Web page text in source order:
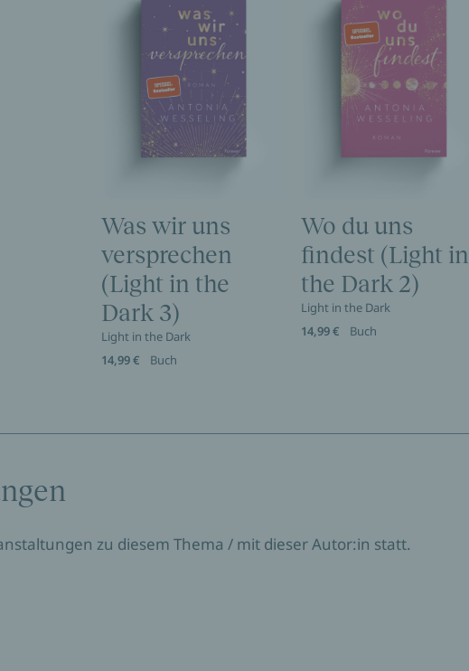
Was wir uns
versprechen
(Light in the
Dark 3)
Light in the Dark
14,99 €
Buch
Wo du uns
findest (Light in
the Dark 2)
Light in the Dark
14,99 €
Buch
zu diesem Thema / mit dieser Autor:in statt.